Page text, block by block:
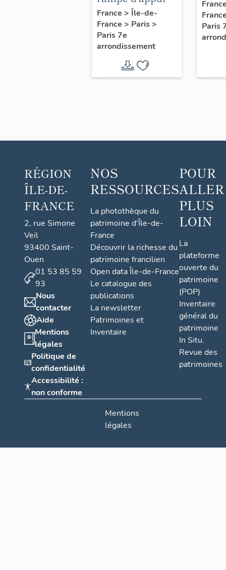
escalier
secondaire de
l'Ecole militaire
France > Île-de-
France > Paris>
Paris 7e
arrondissement
Paris
RÉGION
ÎLE-DE-
FRANCE
2, rue Simone
Veil
93400 Saint-
Ouen
01 53 85 59
93
Nous
contacter
Aide
Mentions
légales
Politique de
confidentialité
Accessibilité :
non conforme
NOS
RESSOURCES
La photothèque du
patrimoine d'Île-de-
France
Découvrir la richesse du
patrimoine francilien
Open data Île-de-France
Le catalogue des
publications
La newsletter
Patrimoines et
Inventaire
POUR
ALLER
PLUS
LOIN
La
plateforme
ouverte du
patrimoine
(POP)
Inventaire
général du
patrimoine
In Situ.
Revue des
patrimoines
Mentions
légales